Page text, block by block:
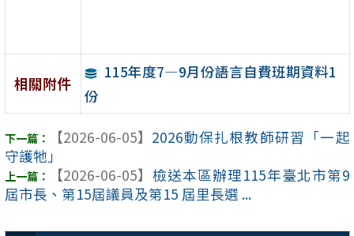
相關附件
115年度7—9月份語言自費班期資料1
份
【2026-06-05】 2026動保扎根教師研習「一起
守護牠」
【2026-06-05】 檢送本區辦理115年臺北市第9
屆市長、第15屆議員及第15 屆里長選 ...